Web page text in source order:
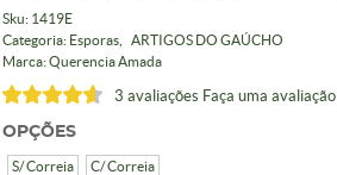
Sku: 1419E
Categoria: Esporas
ARTIGOS DO GAÚCHO
Marca:Querencia Amada
3 avaliações Faça uma avaliação
OPÇÕES
S/ Correia C/ Correia